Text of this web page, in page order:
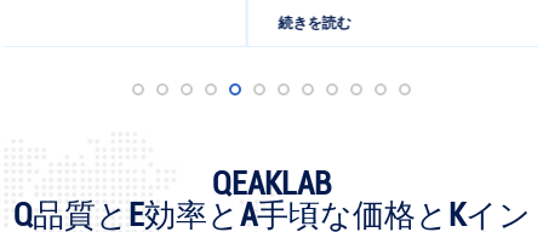
QEAKLAB
Q品質と E効率と A手頃な価格と Kイン